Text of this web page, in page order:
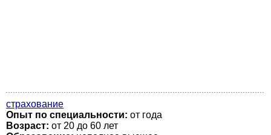
страхование
Опыт по специальности: от года
Возраст: от 20 до 60 лет